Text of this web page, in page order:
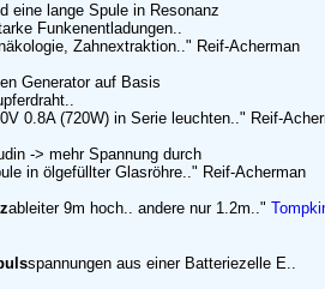
eine lange Spule in Resonanz
Funkenentladungen..
Zahnextraktion.." Reif-Acherman
Generator auf Basis
0.8A (720W) in Serie leuchten.." Reif-
-> mehr Spannung durch
in ölgefüllter Glasröhre.." Reif-Acherman
ableiter 9m hoch.. andere nur 1.2m.."
spannungen aus einer Batteriezelle E..